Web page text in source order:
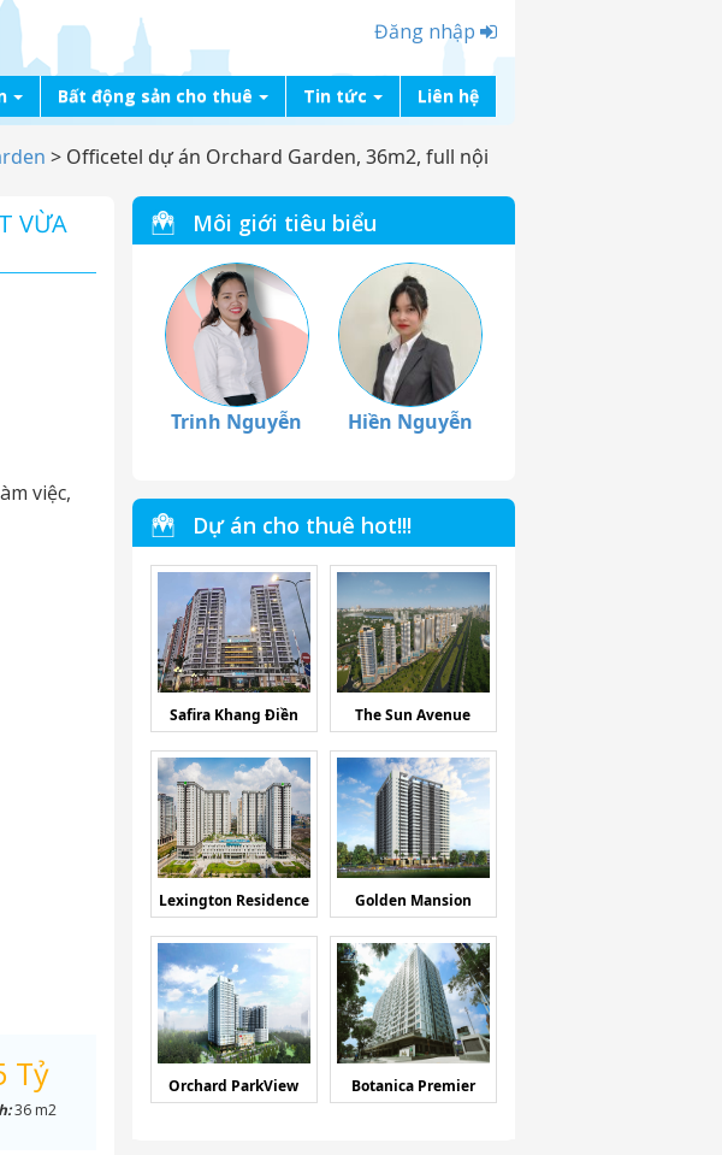
Đăng nhập
Bất động sản cho thuê Tin tức Liên hệ
> Officetel dự án Orchard Garden, 36m2, full nội
VỪA
việc,
Tỷ
36 m2
Môi giới tiêu biểu
Trinh Nguyễn Hiền Nguyễn
Dự án cho thuê hot!!!
Safira Khang Điền The Sun Avenue
Lexington Residence Golden Mansion
Orchard ParkView Botanica Premier